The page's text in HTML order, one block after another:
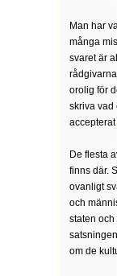
Man har
många
svaret är
orolig för
skriva vad
accepterat
De flesta
finns där.
ovanligt
och
staten och
om de